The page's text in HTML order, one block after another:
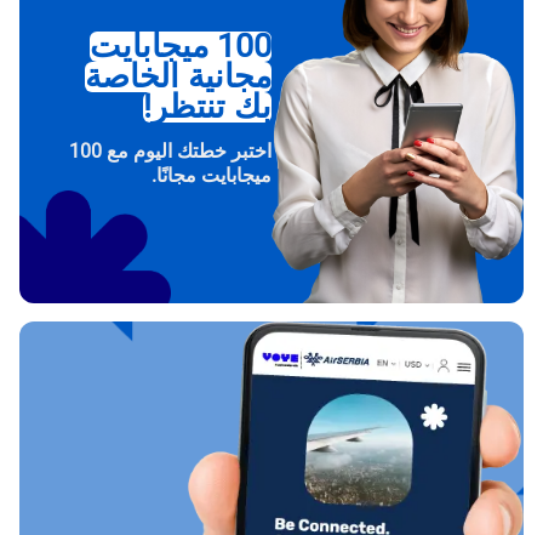
100 ميجابايت
مجانية الخاصة
بك تنتظر!
اختبر خطتك اليوم مع 100
ميجابايت مجانًا.